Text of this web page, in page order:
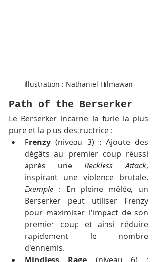
Illustration : Nathaniel Hilmawan
Path of the Berserker
Le Berserker incarne la furie la plus
pure et la plus destructrice :
Frenzy (niveau 3) : Ajoute des
dégâts au premier coup réussi
après une Reckless Attack,
Exemple : En pleine mêlée, un
Berserker peut utiliser Frenzy
pour maximiser l'impact de son
premier coup et ainsi réduire
rapidement le nombre
d'ennemis.
Mindless Rage (niveau 6) :